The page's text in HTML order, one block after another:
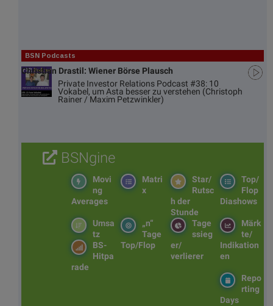
BSN Podcasts
Christian Drastil: Wiener Börse Plausch
Private Investor Relations Podcast #38: 10
Vokabel, um Asta besser zu verstehen (Christoph
Rainer / Maxim Petzwinkler)
BSNgine
Top/
Flop
Diashows
Star/
Rutsc
h der
Stunde
Matri
x
Movi
ng
Averages
Märk
te/
Indikation
en
Tage
ssieg
er/
verlierer
„n“
Tage
Top/Flop
Umsa
tz
BS-
Hitpa
rade
Repo
rting
Days